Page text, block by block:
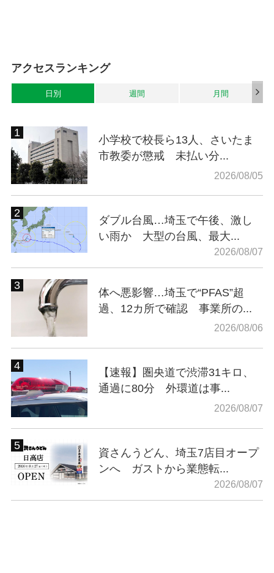
アクセスランキング
日別 週間 月間
小学校で校長ら13人、さいたま
市教委が懲戒 未払い分...
2026/08/05
ダブル台風…埼玉で午後、激し
い雨か 大型の台風、最大...
2026/08/07
体へ悪影響…埼玉で“PFAS”超
過、12カ所で確認 事業所の...
2026/08/06
【速報】圏央道で渋滞31キロ、
通過に80分 外環道は事...
2026/08/07
資さんうどん、埼玉7店目オープ
ンへ ガストから業態転...
2026/08/07